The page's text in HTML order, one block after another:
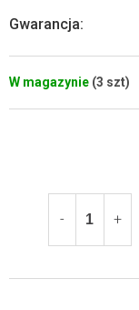
W magazynie (3 szt)
Gwarancja: